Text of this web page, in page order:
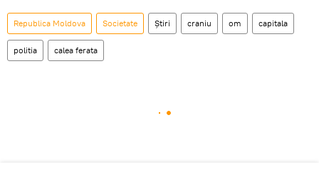
Republica Moldova Societate Știri craniu om capitala
politia calea ferata